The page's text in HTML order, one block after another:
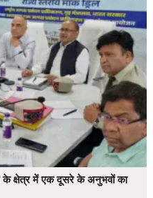
के क्षेत्र में एक दूसरे के अनुभवों का